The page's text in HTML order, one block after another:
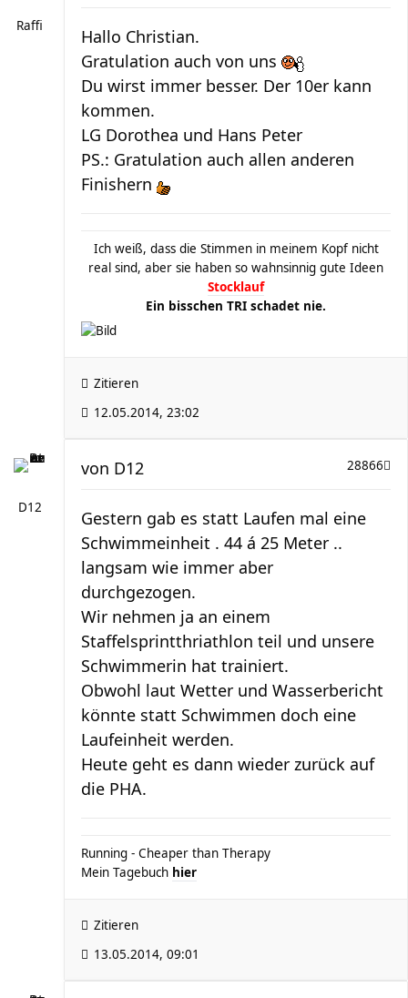
Raffi
Hallo Christian.
Gratulation auch von uns
Du wirst immer besser. Der 10er kann
kommen.
LG Dorothea und Hans Peter
PS.: Gratulation auch allen anderen
Finishern
Ich weiß, dass die Stimmen in meinem Kopf nicht
real sind, aber sie haben so wahnsinnig gute Ideen
Stocklauf
Ein bisschen TRI schadet nie.
Zitieren
12.05.2014, 23:02
D12
28866
von D12
Gestern gab es statt Laufen mal eine
Schwimmeinheit . 44 á 25 Meter ..
langsam wie immer aber
durchgezogen.
Wir nehmen ja an einem
Staffelsprintthriathlon teil und unsere
Schwimmerin hat trainiert.
Obwohl laut Wetter und Wasserbericht
könnte statt Schwimmen doch eine
Laufeinheit werden.
Heute geht es dann wieder zurück auf
die PHA.
Running - Cheaper than Therapy
Mein Tagebuch hier
Zitieren
13.05.2014, 09:01